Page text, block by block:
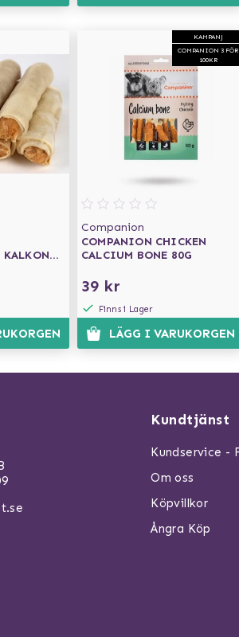
KALKON
KAMPANJ
COMPANION 3 FÖR
100KR
Companion
COMPANION CHICKEN
CALCIUM BONE 80G
39 kr
Finns i Lager
LÄGG I VARUKORGEN
Kundtjänst
Kundservice -
Om oss
Köpvillkor
Ångra Köp